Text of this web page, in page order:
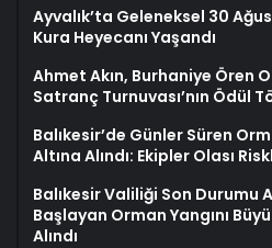
Ayvalık’ta Geleneksel 30
Kura Heyecanı Yaşandı
Ahmet Akın, Burhaniye Ören
Satranç Turnuvası’nın Ödül
Balıkesir’de Günler Süren
Altına Alındı: Ekipler Olası
Balıkesir Valiliği Son Durumu
Başlayan Orman Yangını
Alındı